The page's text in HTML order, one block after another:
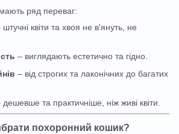
ряд переваг:
штучні квіти та хвоя не в'януть, не
– виглядають естетично та гідно.
– від строгих та лаконічних до багатих
дешевше та практичніше, ніж живі квіти.
похоронний кошик?